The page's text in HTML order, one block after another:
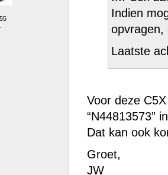
Indien
Laatste
Voor deze
“N44813573”
Dat kan ook
Groet,
JW